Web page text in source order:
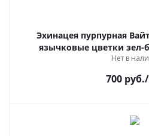
Эхинацея пурпурная
язычковые цветки зел-
Нет в
700руб.